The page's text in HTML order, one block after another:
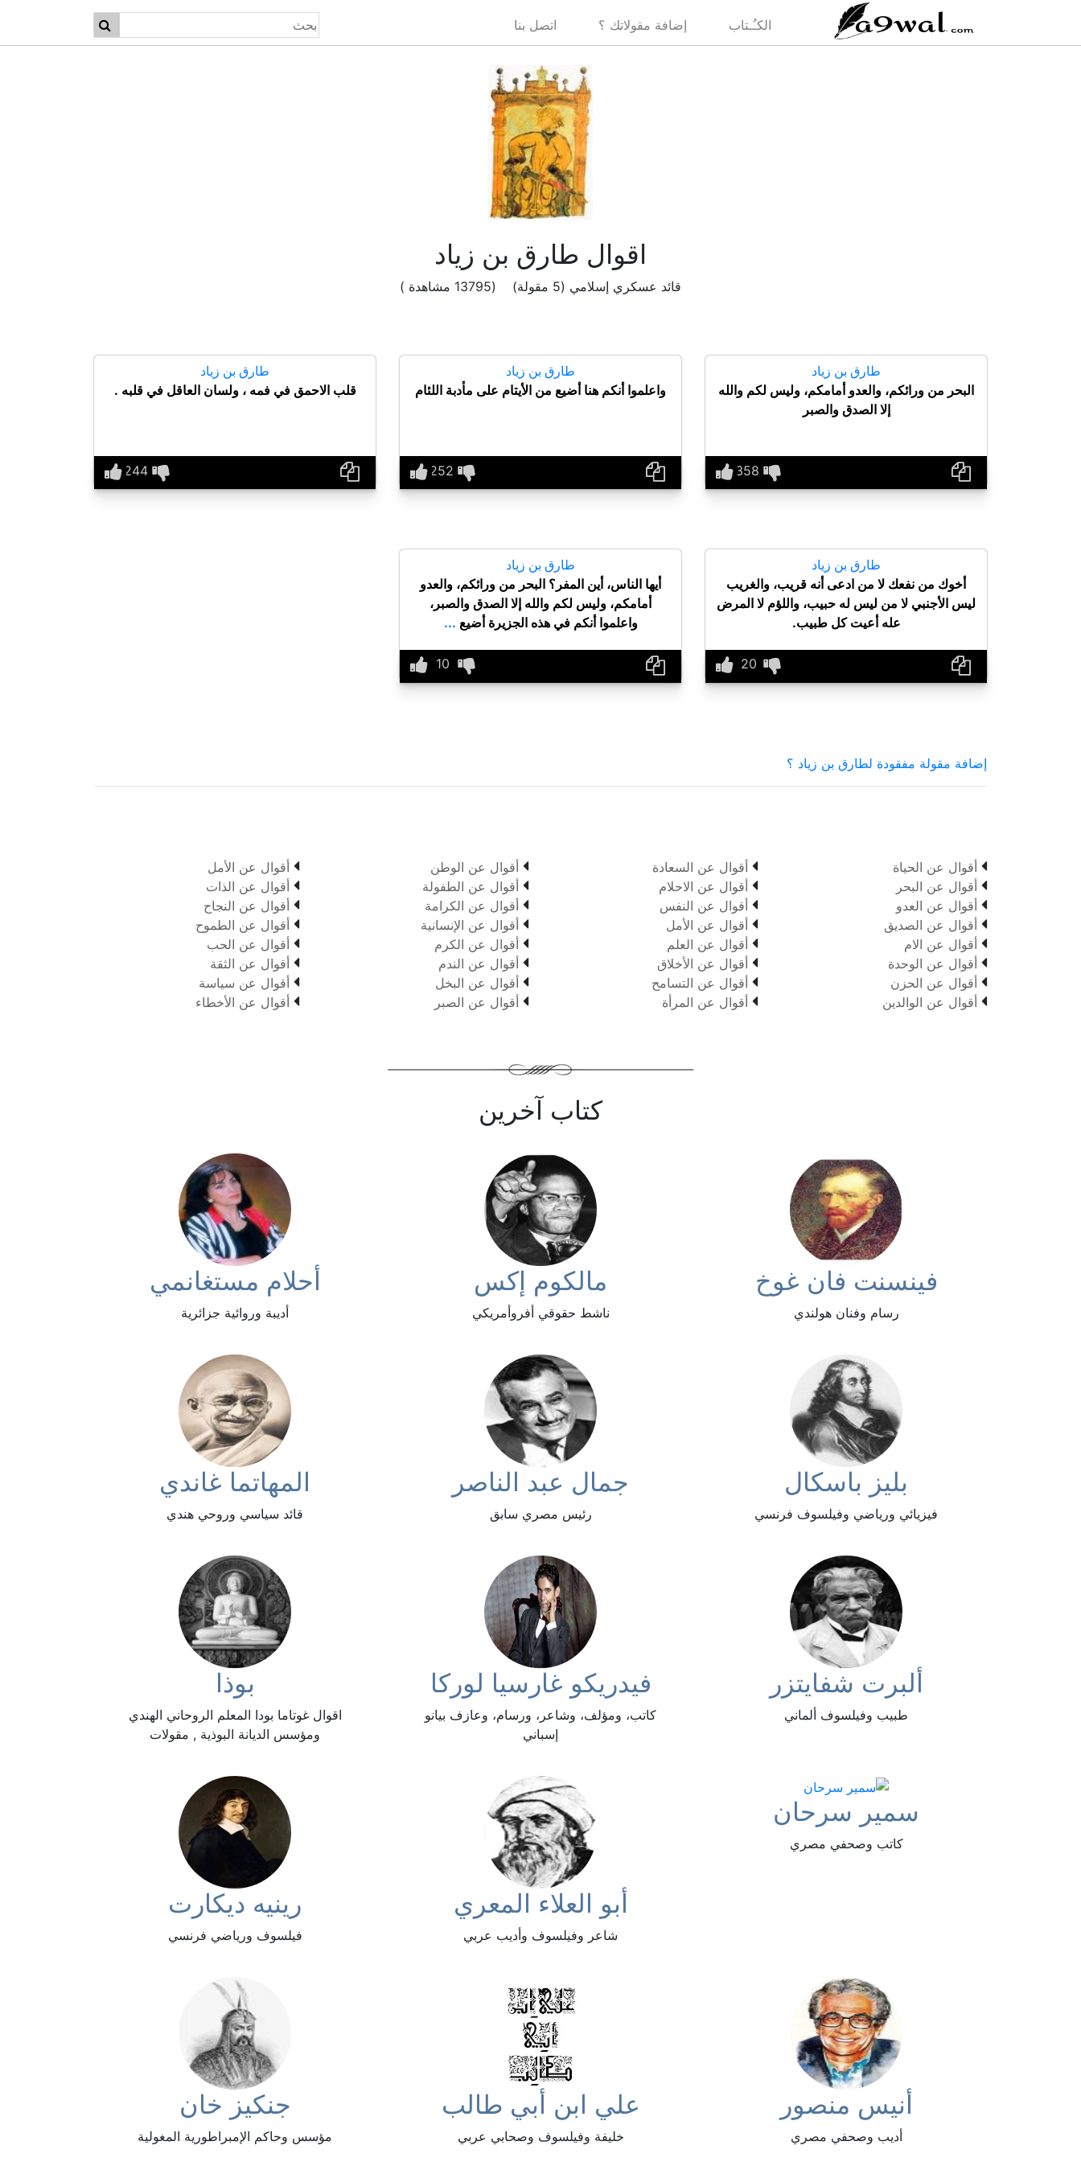
الكـُـتاب إضافة مقولاتك ؟ اتصل بنا
اقوال طارق بن زياد
قائد عسكري إسلامي (5 مقولة) (13795 مشاهدة )
طارق بن زياد
البحر من ورائكم، والعدو أمامكم، وليس لكم والله
إلا الصدق والصبر
طارق بن زياد
واعلموا أنكم هنا أضيع من الأيتام على مأدبة اللئام
طارق بن زياد
قلب الاحمق في فمه ، ولسان العاقل في قلبه .
طارق بن زياد
أخوك من نفعك لا من ادعى أنه قريب، والغريب
ليس الأجنبي لا من ليس له حبيب، واللؤم لا المرض
عله أعيت كل طبيب.
طارق بن زياد
أيها الناس، أين المفر؟ البحر من ورائكم، والعدو
أمامكم، وليس لكم والله إلا الصدق والصبر،
واعلموا أنكم في هذه الجزيرة أضيع ...
إضافة مقولة مفقودة لطارق بن زياد ؟
 أقوال عن الحياة
 أقوال عن البحر
 أقوال عن العدو
 أقوال عن الصديق
 أقوال عن الام
 أقوال عن الوحدة
 أقوال عن الحزن
 أقوال عن الوالدين
 أقوال عن السعادة
 أقوال عن الاحلام
 أقوال عن النفس
 أقوال عن الأمل
 أقوال عن العلم
 أقوال عن الأخلاق
 أقوال عن التسامح
 أقوال عن المرأة
 أقوال عن الوطن
 أقوال عن الطفولة
 أقوال عن الكرامة
 أقوال عن الإنسانية
 أقوال عن الكرم
 أقوال عن الندم
 أقوال عن البخل
 أقوال عن الصبر
 أقوال عن الأمل
 أقوال عن الذات
 أقوال عن النجاح
 أقوال عن الطموح
 أقوال عن الحب
 أقوال عن الثقة
 أقوال عن سياسة
 أقوال عن الأخطاء
كتاب آخرين
فينسنت فان غوخ
رسام وفنان هولندي
مالكوم إكس
ناشط حقوقي أفروأمريكي
أحلام مستغانمي
أديبة وروائية جزائرية
بليز باسكال
فيزيائي ورياضي وفيلسوف فرنسي
جمال عبد الناصر
رئيس مصري سابق
المهاتما غاندي
قائد سياسي وروحي هندي
ألبرت شفايتزر
طبيب وفيلسوف ألماني
فيدريكو غارسيا لوركا
كاتب، ومؤلف، وشاعر، ورسام، وعازف بيانو
إسباني
بوذا
اقوال غوتاما بودا المعلم الروحاني الهندي
ومؤسس الديانة البوذية , مقولات
سمير سرحان
كاتب وصحفي مصري
أبو العلاء المعري
شاعر وفيلسوف وأديب عربي
رينيه ديكارت
فيلسوف ورياضي فرنسي
أنيس منصور
أديب وصحفي مصري
علي ابن أبي طالب
خليفة وفيلسوف وصحابي عربي
جنكيز خان
مؤسس وحاكم الإمبراطورية المغولية